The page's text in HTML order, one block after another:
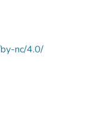
nc/4.0/